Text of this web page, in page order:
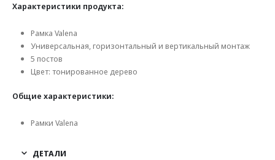
Характеристики продукта:
Рамка Valena
Универсальная, горизонтальный и вертикальный монтаж
5 постов
Цвет: тонированное дерево
Общие характеристики:
Рамки Valena
ДЕТАЛИ